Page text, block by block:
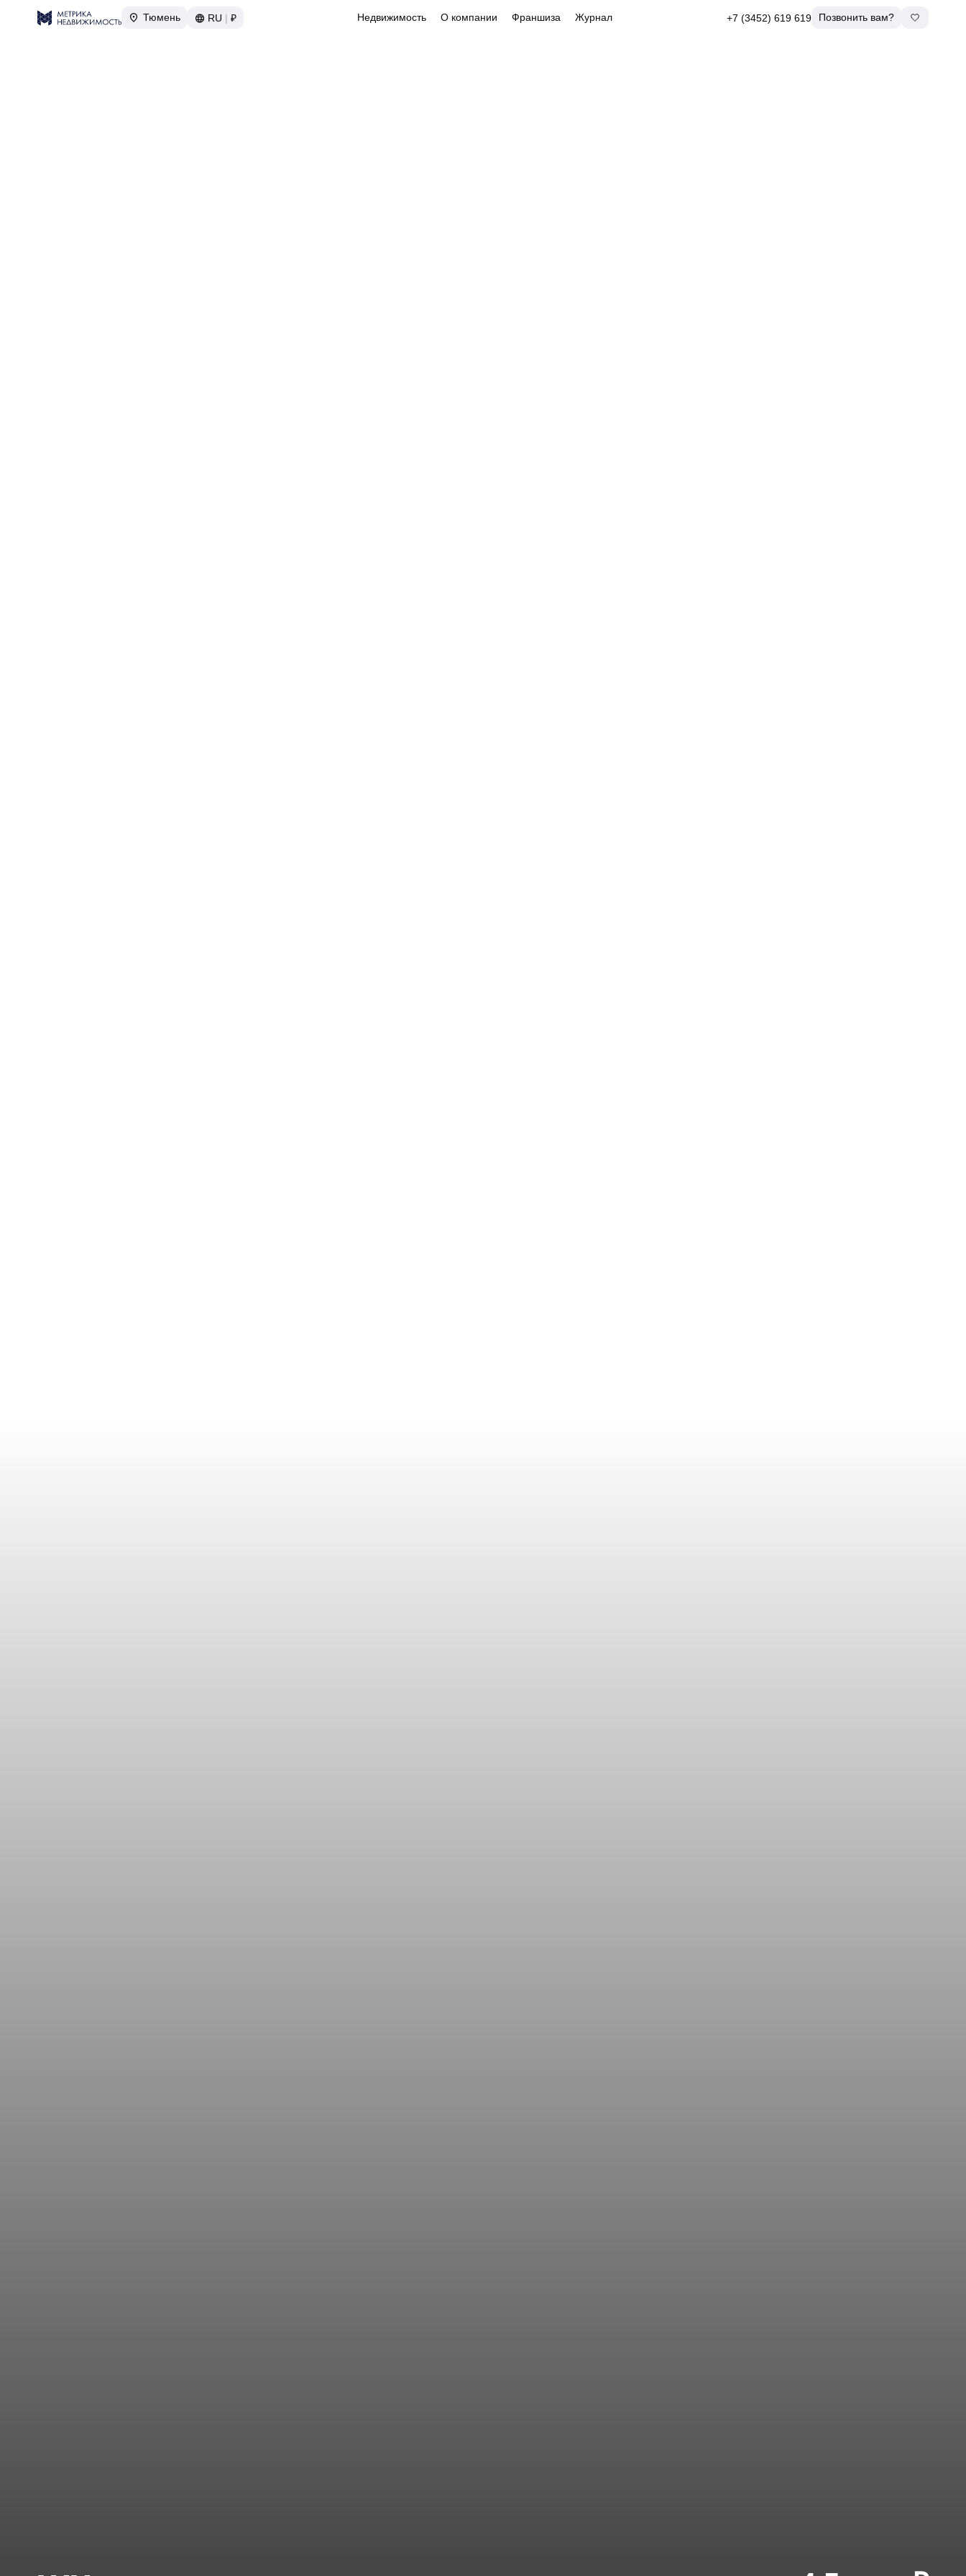
Тюмень RU | ₽ Недвижимость О компании Франшиза Журнал +7 (3452) 619 619 Позвонить вам?